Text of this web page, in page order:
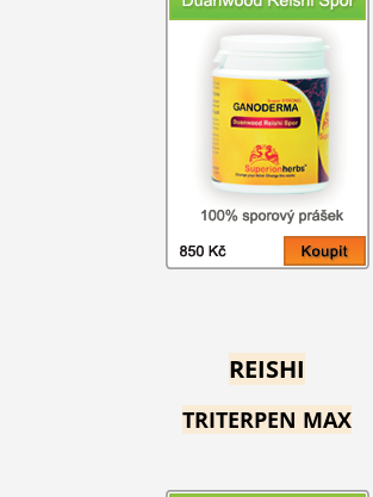
REISHI
TRITERPEN MAX